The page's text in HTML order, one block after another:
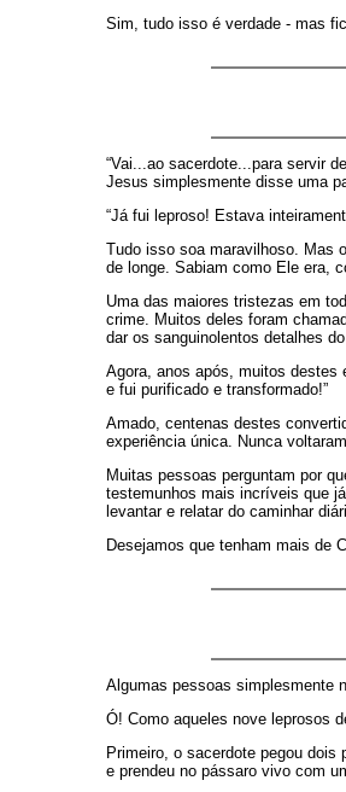
Sim, tudo isso é verdade - mas
“Vai...ao sacerdote...para servir
Jesus simplesmente disse uma
“Já fui leproso! Estava
Tudo isso soa maravilhoso. Mas
de longe. Sabiam como Ele era,
Uma das maiores tristezas em
crime. Muitos deles foram
dar os sanguinolentos detalhes
Agora, anos após, muitos destes
e fui purificado e transformado!”
Amado, centenas destes
experiência única. Nunca
Muitas pessoas perguntam por
testemunhos mais incríveis que
levantar e relatar do caminhar
Desejamos que tenham mais de
Algumas pessoas simplesmente
Ó! Como aqueles nove leprosos
Primeiro, o sacerdote pegou dois
e prendeu no pássaro vivo com